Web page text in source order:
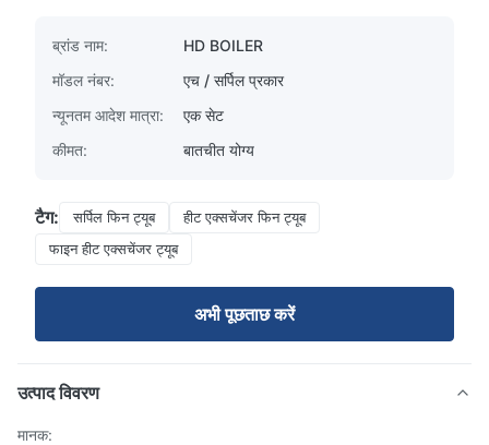
ब्रांड नाम:
HD BOILER
मॉडल नंबर:
एच / सर्पिल प्रकार
न्यूनतम आदेश मात्रा:
एक सेट
कीमत:
बातचीत योग्य
टैग: सर्पिल फिन ट्यूब
हीट एक्सचेंजर फिन ट्यूब
फाइन हीट एक्सचेंजर ट्यूब
अभी पूछताछ करें
उत्पाद विवरण
मानक: